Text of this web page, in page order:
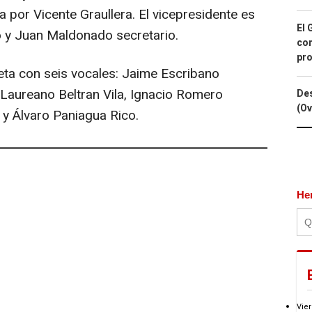
por Vicente Graullera. El vicepresidente es
Juan Maldonado secretario.
con seis vocales: Jaime Escribano
Beltran Vila, Ignacio Romero
Álvaro Paniagua Rico.
El